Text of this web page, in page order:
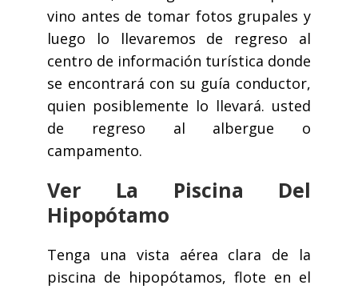
vino antes de tomar fotos grupales y
luego lo llevaremos de regreso al
centro de información turística donde
se encontrará con su guía conductor,
quien posiblemente lo llevará. usted
de regreso al albergue o
campamento.
Ver La Piscina Del
Hipopótamo
Tenga una vista aérea clara de la
piscina de hipopótamos, flote en el